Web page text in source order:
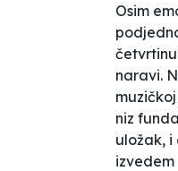
Osim
naravi.
niz
uložak, i